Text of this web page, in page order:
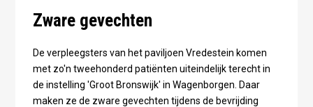
Zware gevechten
De verpleegsters van het paviljoen Vredestein komen
met zo'n tweehonderd patiënten uiteindelijk terecht in
de instelling 'Groot Bronswijk' in Wagenborgen. Daar
maken ze de zware gevechten tijdens de bevrijding